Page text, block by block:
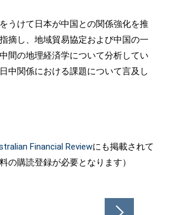
うけて日本が中国との関係強化を推
摘し、地域貿易協定および中国の一
間の地理経済学について分析してい
中関係における課題について言及し
Financial Reviewにも掲載されて
の購読登録が必要となります）